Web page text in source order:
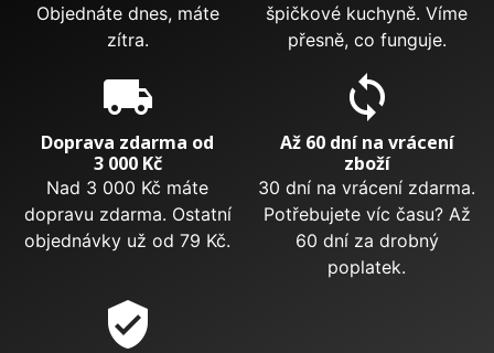
Objednáte dnes, máte
zítra.
špičkové kuchyně. Víme
přesně, co funguje.
local_shipping
Doprava zdarma od
3 000 Kč
Nad 3 000 Kč máte
dopravu zdarma. Ostatní
objednávky už od 79 Kč.
sync
Až 60 dní na vrácení
zboží
30 dní na vrácení zdarma.
Potřebujete víc času? Až
60 dní za drobný
poplatek.
verified_user